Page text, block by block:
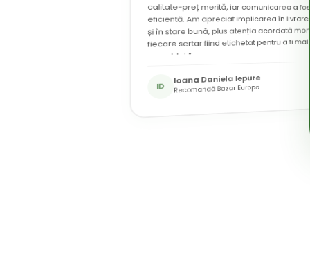
calitate-preț merită, iar comunicarea a
eficientă. Am apreciat implicarea în
și în stare bună, plus atenția acordată
fiecare sertar fiind etichetat pentru a fi mai
asamblat.”
ID
Ioana Daniela Iepure
Recomandă Bazar Europa